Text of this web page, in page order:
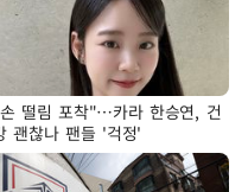
떨림 포착"…카라 한승연, 건
괜찮나 팬들 '걱정'